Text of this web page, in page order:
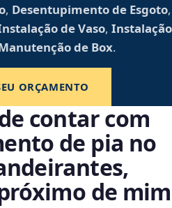
, Desentupimento de Esgoto,
de Vaso, Instalação
de Box.
ORÇAMENTO
contar com
de pia no
de mim